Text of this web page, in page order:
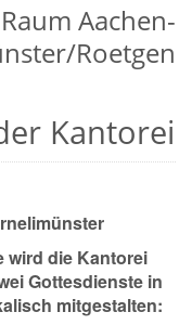
Aachen-
Roetgen
Kantorei
wird die Kantorei
Gottesdienste in
mitgestalten: